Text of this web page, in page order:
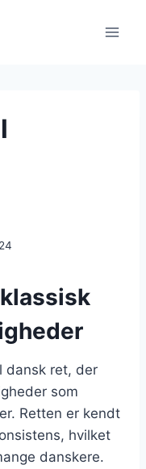
dansk ret, der
som
Retten er kendt
hvilket
danskere.